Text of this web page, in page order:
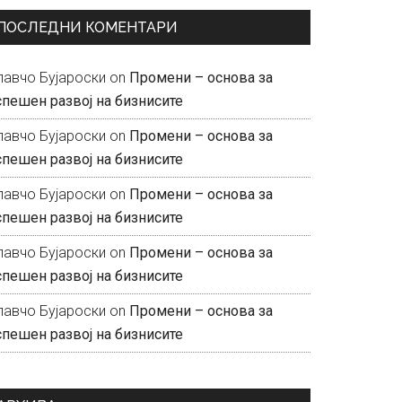
КОМЕНТАРИ
Бујароски on Промени – основа за
развој на бизнисите
Бујароски on Промени – основа за
развој на бизнисите
Бујароски on Промени – основа за
развој на бизнисите
Бујароски on Промени – основа за
развој на бизнисите
Бујароски on Промени – основа за
развој на бизнисите